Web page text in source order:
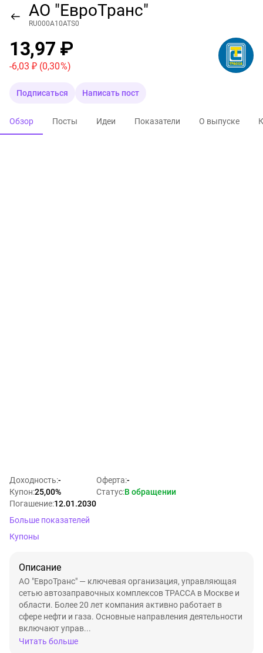
АО "ЕвроТранс"
RU000A10ATS0
13,97 ₽
-6,03 ₽ (0,30 %)
Подписаться Написать пост
Обзор Посты Идеи Показатели О выпуске
Доходность:-
Купон:25,00%
Погашение:12.01.2030
Оферта:-
Статус:В обращении
Больше показателей
Купоны
Описание
АО "ЕвроТранс" — ключевая организация, управляющая
сетью автозаправочных комплексов ТРАССА в Москве и
области. Более 20 лет компания активно работает в
сфере нефти и газа. Основные направления деятельности
включают управ...
Читать больше